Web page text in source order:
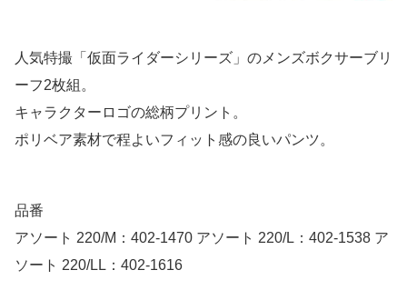
人気特撮「仮面ライダーシリーズ」のメンズボクサーブリ
ーフ2枚組。
キャラクターロゴの総柄プリント。
ポリベア素材で程よいフィット感の良いパンツ。
品番
アソート 220/M：402-1470 アソート 220/L：402-1538 ア
ソート 220/LL：402-1616